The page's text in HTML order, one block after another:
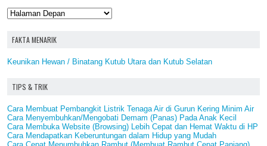
FAKTA MENARIK
Keunikan Hewan / Binatang Kutub Utara dan Kutub Selatan
TIPS & TRIK
Cara Membuat Pembangkit Listrik Tenaga Air di Gurun Kering Minim Air
Cara Menyembuhkan/Mengobati Demam (Panas) Pada Anak Kecil
Cara Membuka Website (Browsing) Lebih Cepat dan Hemat Waktu di HP
Cara Mendapatkan Keberuntungan dalam Hidup yang Mudah